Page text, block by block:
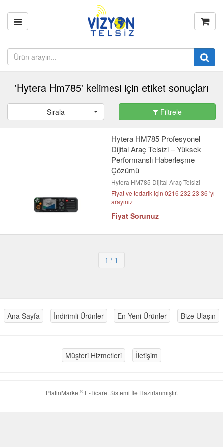
'Hytera Hm785' kelimesi için etiket sonuçları
Sırala Filtrele
Hytera HM785 Profesyonel
Dijital Araç Telsizi – Yüksek
Performanslı Haberleşme
Çözümü
Hytera HM785 Dijital Araç Telsizi
Fiyat ve tedarik için 0216 232 23 36 'yı
arayınız
Fiyat Sorunuz
1 / 1
Ana Sayfa İndirimli Ürünler En Yeni Ürünler Bize Ulaşın
Müşteri Hizmetleri İletişim
PlatinMarket®E-Ticaret Sistemi İle Hazırlanmıştır.